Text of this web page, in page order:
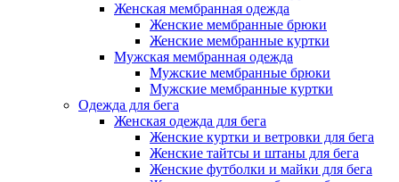
Женская мембранная одежда
Женские мембранные брюки
Женские мембранные куртки
Мужская мембранная одежда
Мужские мембранные брюки
Мужские мембранные куртки
Одежда для бега
Женская одежда для бега
Женские куртки и ветровки для бега
Женские тайтсы и штаны для бега
Женские футболки и майки для бега